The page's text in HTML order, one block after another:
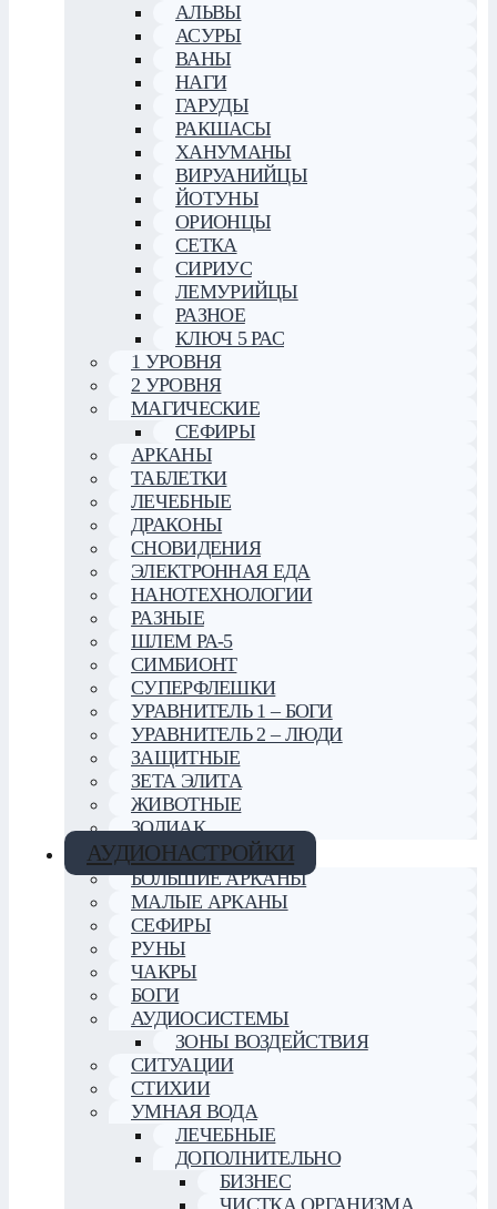
АЛЬВЫ
АСУРЫ
ВАНЫ
НАГИ
ГАРУДЫ
РАКШАСЫ
ХАНУМАНЫ
ВИРУАНИЙЦЫ
ЙОТУНЫ
ОРИОНЦЫ
СЕТКА
СИРИУС
ЛЕМУРИЙЦЫ
РАЗНОЕ
КЛЮЧ 5 РАС
1 УРОВНЯ
2 УРОВНЯ
МАГИЧЕСКИЕ
СЕФИРЫ
АРКАНЫ
ТАБЛЕТКИ
ЛЕЧЕБНЫЕ
ДРАКОНЫ
СНОВИДЕНИЯ
ЭЛЕКТРОННАЯ ЕДА
НАНОТЕХНОЛОГИИ
РАЗНЫЕ
ШЛЕМ РА-5
СИМБИОНТ
СУПЕРФЛЕШКИ
УРАВНИТЕЛЬ 1 – БОГИ
УРАВНИТЕЛЬ 2 – ЛЮДИ
ЗАЩИТНЫЕ
ЗЕТА ЭЛИТА
ЖИВОТНЫЕ
ЗОДИАК
АУДИОНАСТРОЙКИ
БОЛЬШИЕ АРКАНЫ
МАЛЫЕ АРКАНЫ
СЕФИРЫ
РУНЫ
ЧАКРЫ
БОГИ
АУДИОСИСТЕМЫ
ЗОНЫ ВОЗДЕЙСТВИЯ
СИТУАЦИИ
СТИХИИ
УМНАЯ ВОДА
ЛЕЧЕБНЫЕ
ДОПОЛНИТЕЛЬНО
БИЗНЕС